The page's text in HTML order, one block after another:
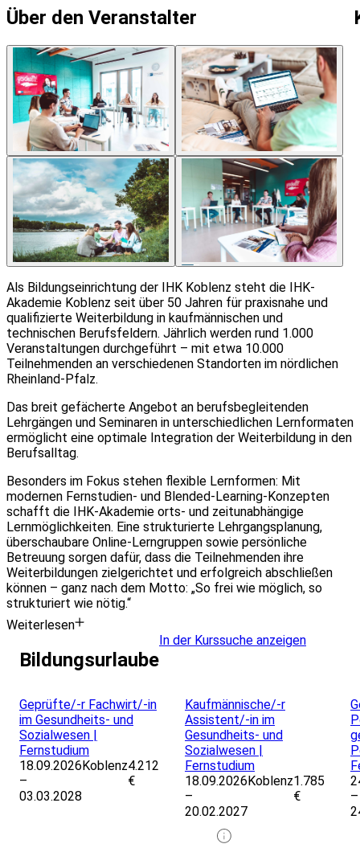
Über den Veranstalter
6
Als Bildungseinrichtung der IHK Koblenz steht die IHK-
Akademie Koblenz seit über 50 Jahren für praxisnahe und
qualifizierte Weiterbildung in kaufmännischen und
technischen Berufsfeldern. Jährlich werden rund 1.000
Veranstaltungen durchgeführt – mit etwa 10.000
Teilnehmenden an verschiedenen Standorten im nördlichen
Rheinland-Pfalz.
Das breit gefächerte Angebot an berufsbegleitenden
Lehrgängen und Seminaren in unterschiedlichen Lernformaten
ermöglicht eine optimale Integration der Weiterbildung in den
Berufsalltag.
Besonders im Fokus stehen flexible Lernformen: Mit
modernen Fernstudien- und Blended-Learning-Konzepten
schafft die IHK-Akademie orts- und zeitunabhängige
Lernmöglichkeiten. Eine strukturierte Lehrgangsplanung,
überschaubare Online-Lerngruppen sowie persönliche
Betreuung sorgen dafür, dass die Teilnehmenden ihre
Weiterbildungen zielgerichtet und erfolgreich abschließen
können – ganz nach dem Motto: „So frei wie möglich, so
strukturiert wie nötig.“
Weiterlesen
Bildungsurlaube
In der Kurssuche anzeigen
Geprüfte/-r Fachwirt/-in
im Gesundheits- und
Sozialwesen |
Fernstudium
18.09.2026
–
03.03.2028
Koblenz4.212
€
Kaufmännische/-r
Assistent/-in im
Gesundheits- und
Sozialwesen |
Fernstudium
18.09.2026
–
20.02.2027
Koblenz1.785
€
–